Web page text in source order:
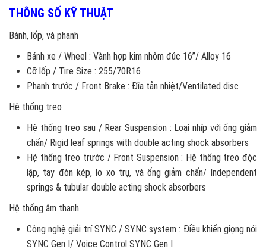
THÔNG SỐ KỸ THUẬT
Bánh, lốp, và phanh
Bánh xe / Wheel : Vành hợp kim nhôm đúc 16”/ Alloy 16
Cỡ lốp / Tire Size : 255/70R16
Phanh trước / Front Brake : Đĩa tản nhiệt/Ventilated disc
Hệ thống treo
Hệ thống treo sau / Rear Suspension : Loại nhíp với ống giảm
chấn/ Rigid leaf springs with double acting shock absorbers
Hệ thống treo trước / Front Suspension : Hệ thống treo độc
lập, tay đòn kép, lo xo trụ, và ống giảm chấn/ Independent
springs & tubular double acting shock absorbers
Hệ thống âm thanh
Công nghệ giải trí SYNC / SYNC system : Điều khiển giọng nói
SYNC Gen I/ Voice Control SYNC Gen I